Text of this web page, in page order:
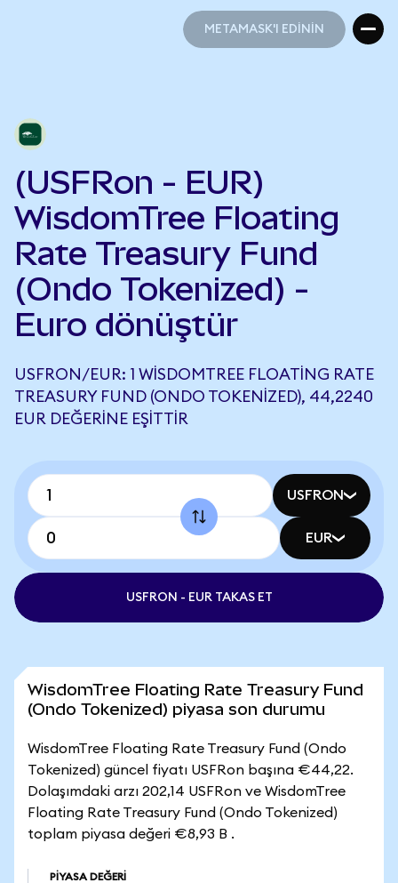
METAMASK'I EDİNİN
(USFRon - EUR)
WisdomTree Floating
Rate Treasury Fund
(Ondo Tokenized) -
Euro dönüştür
USFRON/EUR: 1 WISDOMTREE FLOATING RATE
TREASURY FUND (ONDO TOKENIZED), 44,2240
EUR DEĞERINE EŞITTIR
USFRON
EUR
USFRON - EUR TAKAS ET
WisdomTree Floating Rate Treasury Fund
(Ondo Tokenized) piyasa son durumu
WisdomTree Floating Rate Treasury Fund (Ondo
Tokenized) güncel fiyatı USFRon başına €44,22.
Dolaşımdaki arzı 202,14 USFRon ve WisdomTree
Floating Rate Treasury Fund (Ondo Tokenized)
toplam piyasa değeri €8,93 B .
PIYASA DEĞERI